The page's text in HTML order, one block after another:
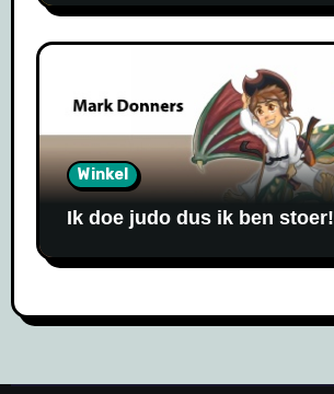
Winkel
Ik doe judo dus ik ben stoer!